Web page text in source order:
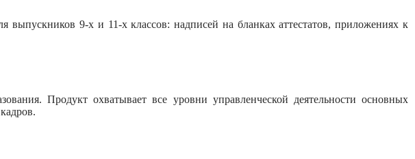
9-х и 11-х классов: надписей на бланках аттестатов, приложениях к
Продукт охватывает все уровни управленческой деятельности основных